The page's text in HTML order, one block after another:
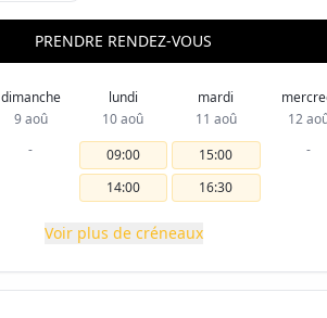
PRENDRE RENDEZ-VOUS
dimanche
9 aoû
-
lundi
10 aoû
09:00
14:00
mardi
11 aoû
15:00
16:30
12
-
Voir plus de créneaux